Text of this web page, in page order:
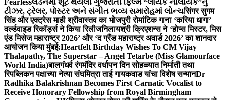
Fearlessલંડનમાં શૂટ થયેલી ગુજરાતી ફિલ્મ “લાયક નાલાયક”નું
ટીઝર, ટ્રેલર, પોસ્ટર અને સંગીત ભવ્ય સમારોહમાં લોન્ચसिंगर सुगम
सिंह और एक्ट्रेस माही श्रीवास्तव का भोजपुरी रोमांटिक गाना ‘करिया धागा’
वर्ल्डवाइड रिकॉर्ड्स ने किया रिलीजनिलायश्री क्रिएशन्स ने ‘होप्स मिस्टर, मिस
एंड मिसेज महाराष्ट्र 2026’ और ‘द ग्रैंड महाराष्ट्र अवार्ड 2026’ का शानदार
आयोजन किया मुंबई:Heartfelt Birthday Wishes To CM Vijay
Thalapathy, The Superstar – Angel Tetarbe (Miss Glamourface
World India)बालगंधर्व रंगमंदिर वर्धापन दिन सोहळ्यात निर्माती तथा
रिपब्लिकन पक्षाच्या नेत्या संघमित्रा ताई गायकवाड यांचा विशेष सन्मानDr
Radhika Balakrishnan Becomes First Carnatic Vocalist to
Receive Honorary Fellowship from Royal Birmingham